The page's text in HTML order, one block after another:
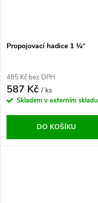
Propojovací hadice 1 ¼“
485 Kč bez DPH
587 Kč/ ks
Skladem v externím skladu
DO KOŠÍKU